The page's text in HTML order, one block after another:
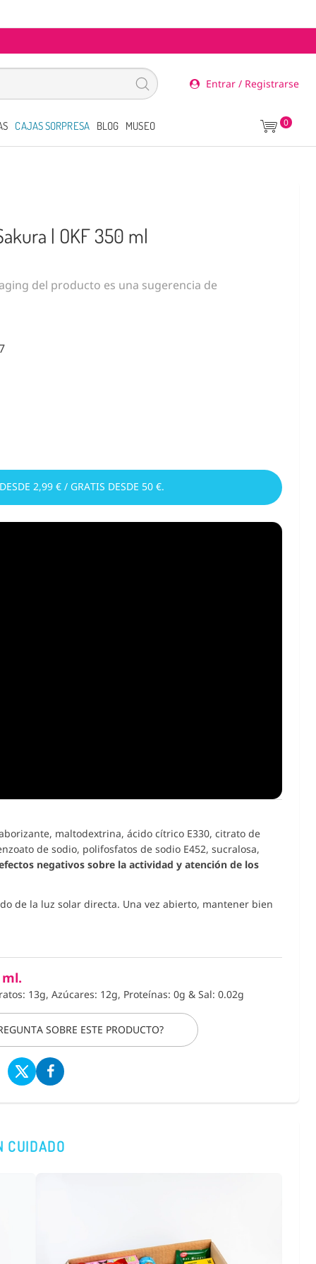
Entrar / Registrarse
CAJAS SORPRESA BLOG MUSEO 0
| OKF 350 ml
del producto es una sugerencia de
2,99 € / GRATIS DESDE 50 €.
maltodextrina, ácido cítrico E330, citrato de
de sodio, polifosfatos de sodio E452, sucralosa,
negativos sobre la actividad y atención de los
de la luz solar directa. Una vez abierto, mantener bien
13g, Azúcares: 12g, Proteínas: 0g & Sal: 0.02g
SOBRE ESTE PRODUCTO?
CUIDADO